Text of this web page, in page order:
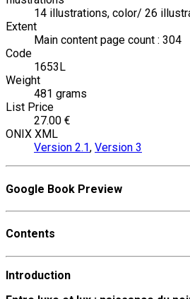
14 illustrations, color/ 26
Extent
Main content page count : 304
Code
1653L
Weight
481 grams
List Price
27.00 €
ONIX XML
Version 2.1, Version 3
Google Book Preview
Contents
Introduction